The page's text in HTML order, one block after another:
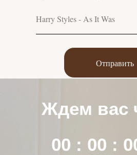
Отправить
Ждем вас
00 : 00 :